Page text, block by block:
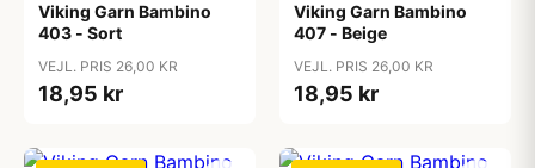
Viking Garn Bambino
403 - Sort
VEJL. PRIS 26,00 KR
18,95 kr
Viking Garn Bambino
407 - Beige
VEJL. PRIS 26,00 KR
18,95 kr